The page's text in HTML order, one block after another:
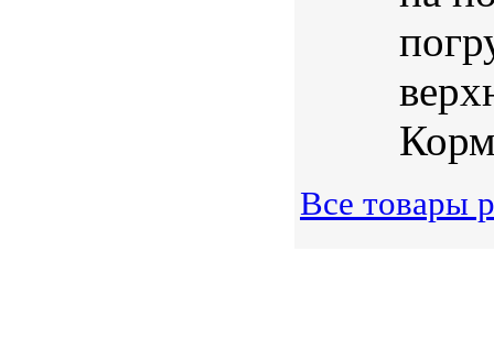
Все товары